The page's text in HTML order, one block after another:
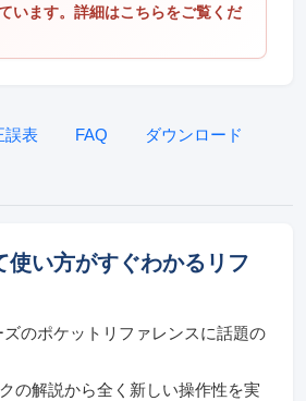
います。詳細はこちらをご覧くだ
誤表 FAQ ダウンロード
使い方がすぐわかるリフ
のポケットリファレンスに話題の
の解説から全く新しい操作性を実